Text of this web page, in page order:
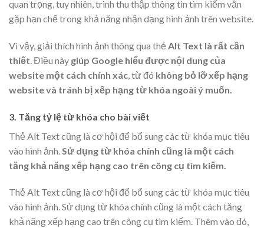
quan trọng, tuy nhiên, trình thu thập thông tin tìm kiếm vẫn
gặp hạn chế trong khả năng nhận dạng hình ảnh trên website.
Vì vậy, giải thích hình ảnh thông qua thẻ Alt Text là rất cần
thiết. Điều này giúp Google hiểu được nội dung của
website một cách chính xác, từ đó không bỏ lỡ xếp hạng
website và tránh bị xếp hạng từ khóa ngoài ý muốn.
3. Tăng tỷ lệ từ khóa cho bài viết
Thẻ Alt Text cũng là cơ hội để bổ sung các từ khóa mục tiêu
vào hình ảnh. Sử dụng từ khóa chính cũng là một cách
tăng khả năng xếp hạng cao trên công cụ tìm kiếm.
Thẻ Alt Text cũng là cơ hội để bổ sung các từ khóa mục tiêu
vào hình ảnh. Sử dụng từ khóa chính cũng là một cách tăng
khả năng xếp hạng cao trên công cụ tìm kiếm. Thêm vào đó,